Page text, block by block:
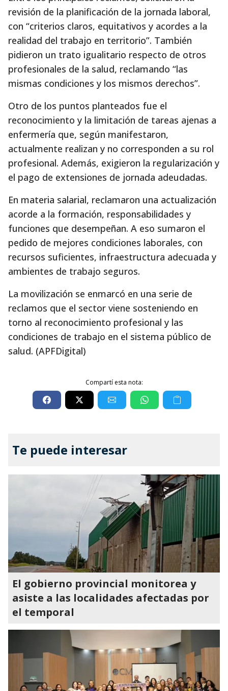
revisión de la planificación de la jornada laboral,
con “criterios claros, equitativos y acordes a la
realidad del trabajo en territorio”. También
pidieron un trato igualitario respecto de otros
profesionales de la salud, reclamando “las
mismas condiciones y los mismos derechos”.
Otro de los puntos planteados fue el
reconocimiento y la limitación de tareas ajenas a
enfermería que, según manifestaron,
actualmente realizan y no corresponden a su rol
profesional. Además, exigieron la regularización y
el pago de extensiones de jornada adeudadas.
En materia salarial, reclamaron una actualización
acorde a la formación, responsabilidades y
funciones que desempeñan. A eso sumaron el
pedido de mejores condiciones laborales, con
recursos suficientes, infraestructura adecuada y
ambientes de trabajo seguros.
La movilización se enmarcó en una serie de
reclamos que el sector viene sosteniendo en
torno al reconocimiento profesional y las
condiciones de trabajo en el sistema público de
salud. (APFDigital)
Compartí esta nota:
Te puede interesar
El gobierno provincial monitorea y
asiste a las localidades afectadas por
el temporal